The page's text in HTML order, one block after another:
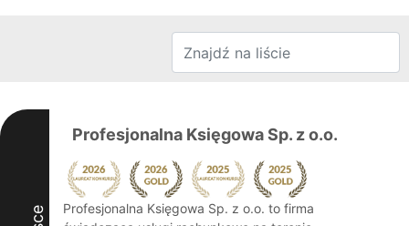
Profesjonalna Księgowa Sp. z o.o.
Profesjonalna Księgowa Sp. z o.o. to firma